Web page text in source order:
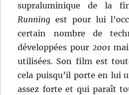
supraluminique de la
Running est pour lui
certain nombre de
développées pour 2001
utilisées. Son film est
cela puisqu’il porte en lui
assez forte et qui paraît